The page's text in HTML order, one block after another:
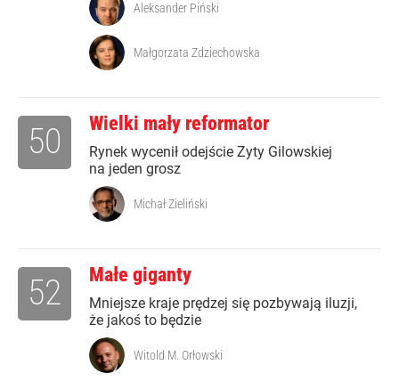
Aleksander Piński
Małgorzata Zdziechowska
Wielki mały reformator
Rynek wycenił odejście Zyty Gilowskiej
na jeden grosz
50
Michał Zieliński
Małe giganty
Mniejsze kraje prędzej się pozbywają iluzji,
że jakoś to będzie
52
Witold M. Orłowski